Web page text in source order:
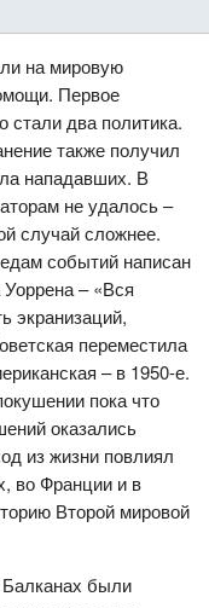
на мировую
Первое
стали два политика.
также получил
нападавших. В
не удалось –
случай сложнее.
событий написан
– «Вся
экранизаций,
переместила
– в 1950-е.
пока что
оказались
из жизни повлиял
во Франции и в
Второй мировой
были